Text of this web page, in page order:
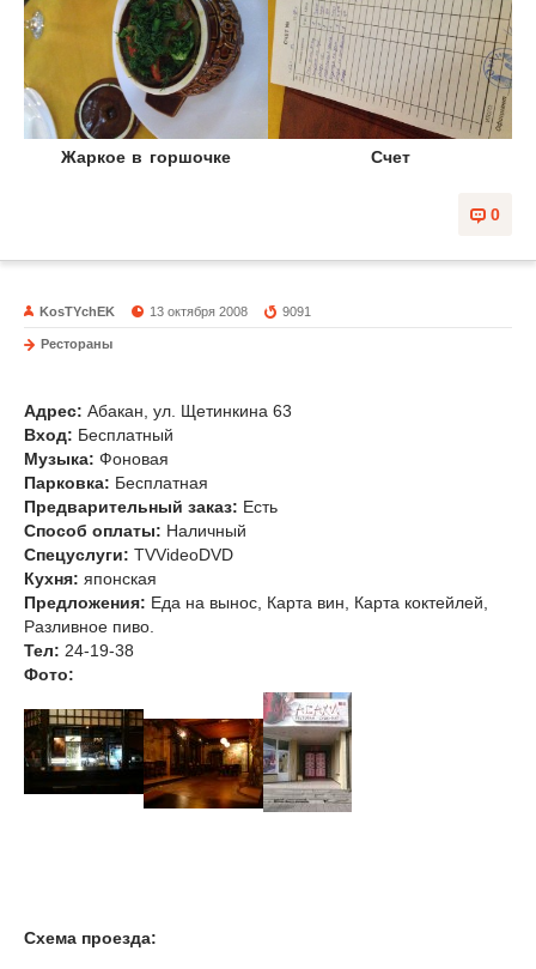
Жаркое в горшочке Счет
0
KosTYchEK 13 октября 2008 9091
Рестораны
Адрес: Абакан, ул. Щетинкина 63
Вход: Бесплатный
Музыка: Фоновая
Парковка: Бесплатная
Предварительный заказ: Есть
Способ оплаты: Наличный
Спецуслуги: TVVideoDVD
Кухня: японская
Предложения: Еда на вынос, Карта вин, Карта коктейлей,
Разливное пиво.
Тел: 24-19-38
Фото:
Схема проезда: